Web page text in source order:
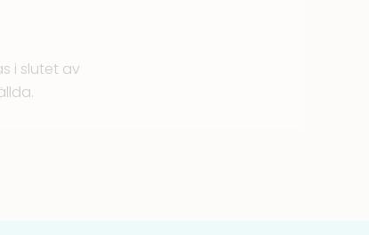
i slutet av